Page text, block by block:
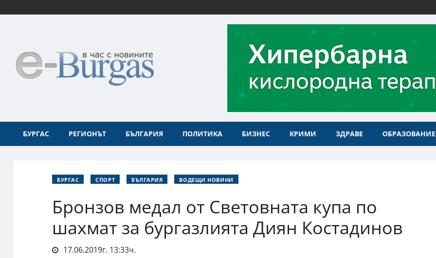
БУРГАС РЕГИОНЪТ БЪЛГАРИЯ ПОЛИТИКА БИЗНЕС КРИМИ ЗДРАВЕ ОБРАЗОВАНИЕ
БУРГАС СПОРТ БЪЛГАРИЯ ВОДЕЩИ НОВИНИ
Бронзов медал от Световната купа по
шахмат за бургазлията Диян Костадинов
17.06.2019г. 13:33ч.